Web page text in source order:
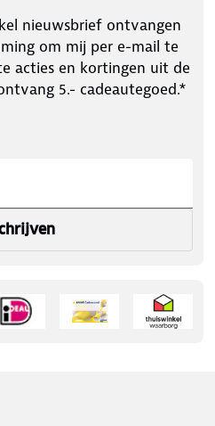
nieuwsbrief ontvangen
om mij per e-mail te
acties en kortingen uit de
5.- cadeautegoed.*